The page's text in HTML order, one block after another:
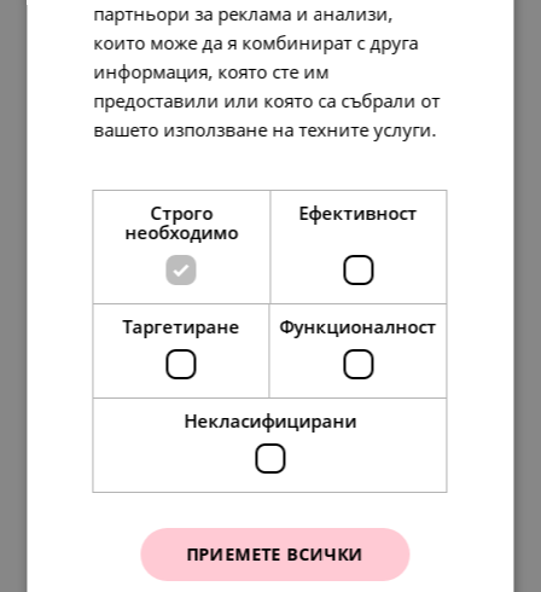
Pandora Талисман висулка Ръката на Фатима
45.00 €
партньори за реклама и анализи,
които може да я комбинират с друга
информация, която сте им
предоставили или която са събрали от
вашето използване на техните услуги.
Строго
необходимо
Ефективност
Таргетиране Функционалност
Некласифицирани
ПРИЕМЕТЕ ВСИЧКИ